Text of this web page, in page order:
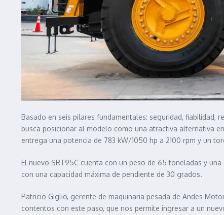
Basado en seis pilares fundamentales: seguridad, fiabilidad,
busca posicionar al modelo como una atractiva alternativa
entrega una potencia de 783 kW/1050 hp a 2100 rpm y un
El nuevo SRT95C cuenta con un peso de 65 toneladas y
con una capacidad máxima de pendiente de 30 grados.
Patricio Giglio, gerente de maquinaria pesada de Andes
contentos con este paso, que nos permite ingresar a un